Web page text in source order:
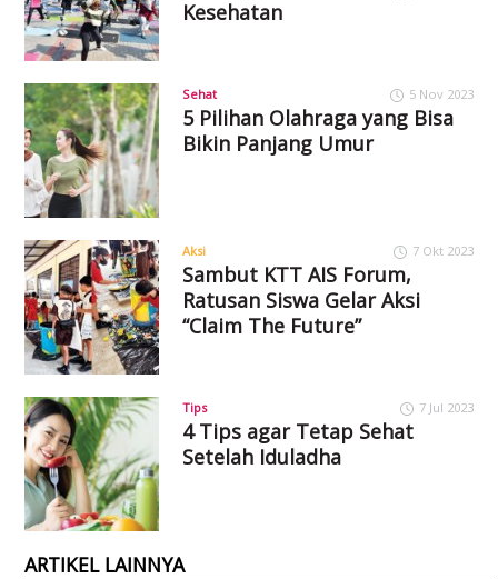
Kesehatan
Sehat 5 Nov 2023
5 Pilihan Olahraga yang Bisa
Bikin Panjang Umur
Aksi 7 Okt 2023
Sambut KTT AIS Forum,
Ratusan Siswa Gelar Aksi
“Claim The Future”
Tips 7 Jul 2023
4 Tips agar Tetap Sehat
Setelah Iduladha
ARTIKEL LAINNYA